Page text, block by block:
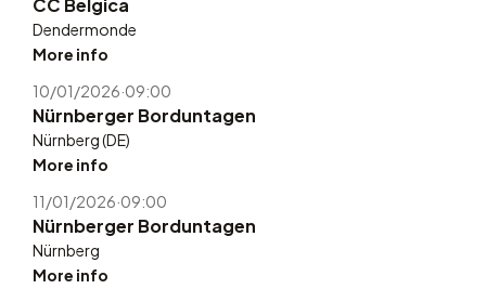
CC Belgica
Dendermonde
More info
10/01/2026·09:00
Nürnberger Borduntagen
Nürnberg (DE)
More info
11/01/2026·09:00
Nürnberger Borduntagen
Nürnberg
More info